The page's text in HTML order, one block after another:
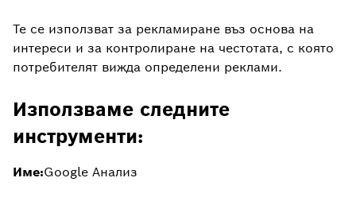
Те се използват за рекламиране въз основа на
интереси и за контролиране на честотата, с която
потребителят вижда определени реклами.
Използваме следните
инструменти:
Име:Google Анализ